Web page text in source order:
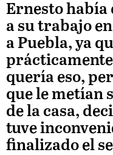
Ernesto
a su trabajo
a Puebla, ya
quería eso,
que le metían
de la casa,
tuve
finalizado el